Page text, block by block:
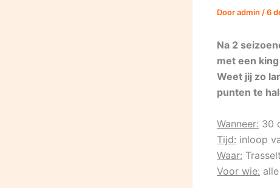
Dooradmin /6
Na 2
met een
Weet jij zo
punten te
Wanneer: 30
Tijd: inloop
Waar: Trasselt
Voor wie: